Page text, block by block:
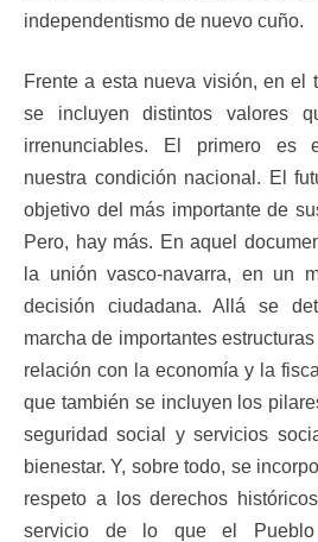
independentismo de nuevo cuño.
Frente a esta nueva visión, en el
se incluyen distintos valores
irrenunciables. El primero es
nuestra condición nacional. El
objetivo del más importante de
Pero, hay más. En aquel
la unión vasco-navarra, en un
decisión ciudadana. Allá se
marcha de importantes
relación con la economía y la
que también se incluyen los
seguridad social y servicios
bienestar. Y, sobre todo, se
respeto a los derechos
servicio de lo que el Pueblo